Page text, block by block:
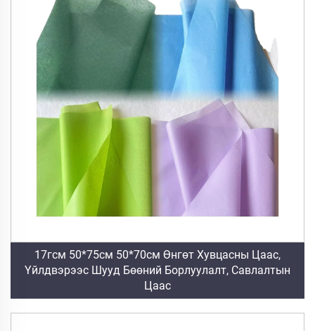
17гсм 50*75см 50*70см Өнгөт Хувцасны Цаас,
Үйлдвэрээс Шууд Бөөний Борлуулалт, Савлалтын
Цаас